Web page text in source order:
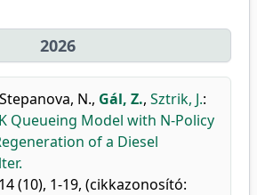
2026
Stepanova, N., Gál, Z., Sztrik, J.:
Queueing Model with N-Policy
of a Diesel
14 (10), 1-19, (cikkazonosító: